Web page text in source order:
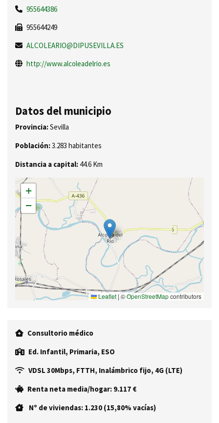
955644386
955644249
ALCOLEARIO@DIPUSEVILLA.ES
http://www.alcoleadelrio.es
Datos del municipio
Provincia:Sevilla
Población:3.283 habitantes
Distancia a capital: 44.6 Km
+
−
Leaflet |©OpenStreetMapcontributors
Consultorio médico
Ed. Infantil, Primaria, ESO
VDSL 30Mbps, FTTH, Inalámbrico fijo, 4G (LTE)
Renta neta media/hogar: 9.117 €
Nº de viviendas: 1.230 (15,80% vacías)